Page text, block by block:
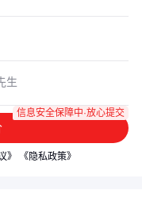
信息安全保障中·放心提交
》 《隐私政策》